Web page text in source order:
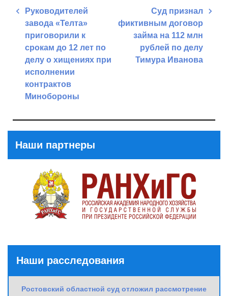
Навигация
записям
Руководителей
завода «Телта»
приговорили к
срокам до 12 лет по
делу о хищениях при
исполнении
контрактов
Минобороны
Суд признал
фиктивным договор
займа на 112 млн
рублей по делу
Тимура Иванова
Наши партнеры
Наши расследования
Ростовский областной суд отложил рассмотрение